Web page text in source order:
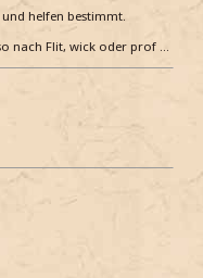
helfen bestimmt.
nach Flit, wick oder prof …